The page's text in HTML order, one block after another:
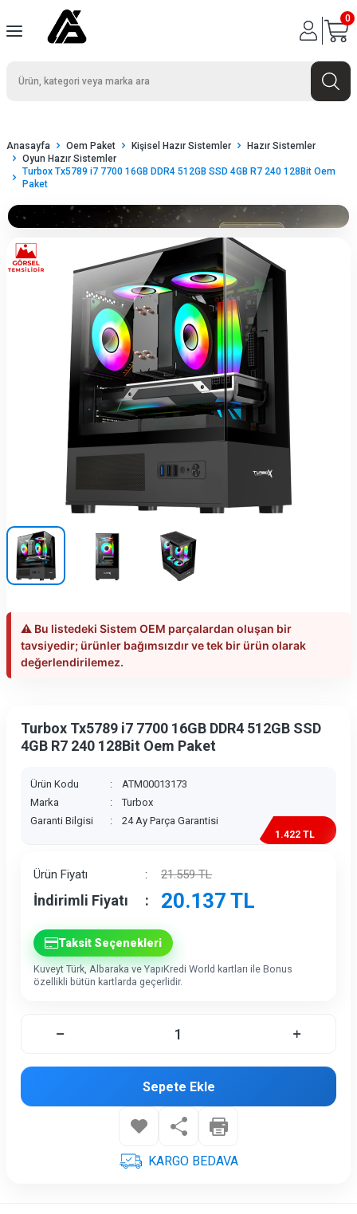
0
Anasayfa Oem Paket Kişisel Hazır Sistemler
Hazır Sistemler
Oyun Hazır Sistemler
Turbox Tx5789 i7 7700 16GB DDR4 512GB SSD 4GB R7 240 128Bit Oem
Paket
⚠️ Bu listedeki Sistem OEM parçalardan oluşan bir
tavsiyedir; ürünler bağımsızdır ve tek bir ürün olarak
değerlendirilemez.
Turbox Tx5789 i7 7700 16GB DDR4 512GB SSD
4GB R7 240 128Bit Oem Paket
Ürün Kodu :
ATM00013173
Marka
:
Turbox
Garanti Bilgisi
: 24 Ay Parça Garantisi
1.422 TL
Ürün Fiyatı : 21.559TL
İndirimli Fiyatı : 20.137 TL
Taksit Seçenekleri
Kuveyt Türk, Albaraka ve YapıKredi World kartları ile Bonus
özellikli bütün kartlarda geçerlidir.
Sepete Ekle
KARGO BEDAVA